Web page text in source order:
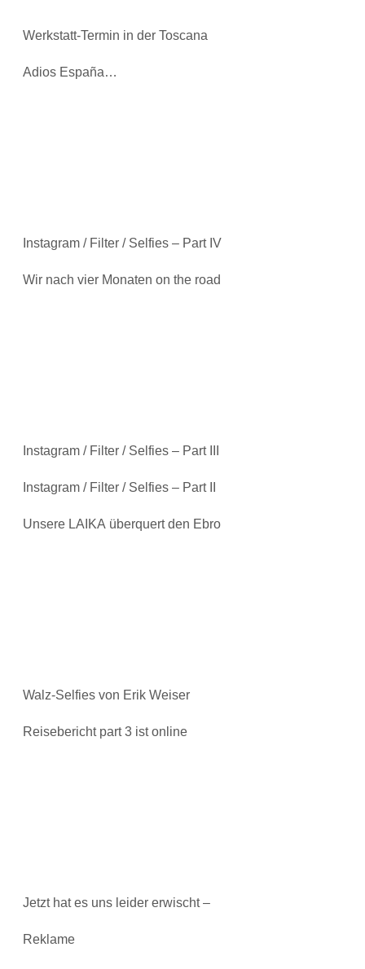
Werkstatt-Termin in der Toscana
Adios España…
Instagram / Filter / Selfies – Part IV
Wir nach vier Monaten on the road
Instagram / Filter / Selfies – Part III
Instagram / Filter / Selfies – Part II
Unsere LAIKA überquert den Ebro
Walz-Selfies von Erik Weiser
Reisebericht part 3 ist online
Jetzt hat es uns leider erwischt –
Reklame